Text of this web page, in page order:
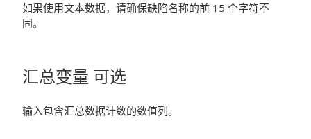
如果使用文本数据，请确保缺陷名称的前 15 个字符不
同。
汇总变量 可选
输入包含汇总数据计数的数值列。